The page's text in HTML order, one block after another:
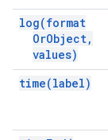
log(format
OrObject,
values)
time(label)